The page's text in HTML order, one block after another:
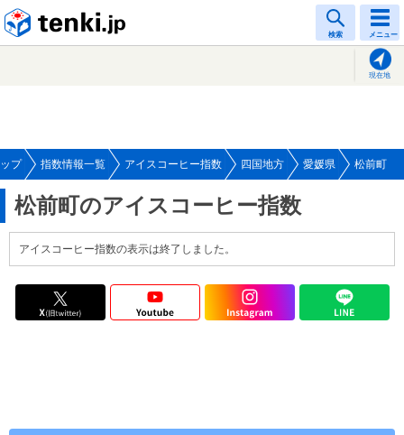
検索 メニュー
現在地
プ 指数情報一覧 アイスコーヒー指数 四国地方 愛媛県 松前町
松前町のアイスコーヒー指数
アイスコーヒー指数の表示は終了しました。